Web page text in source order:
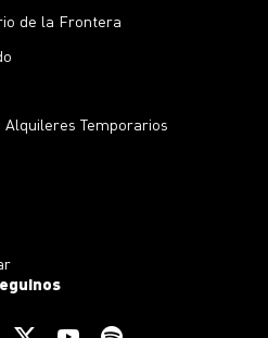
de la Frontera
Temporarios